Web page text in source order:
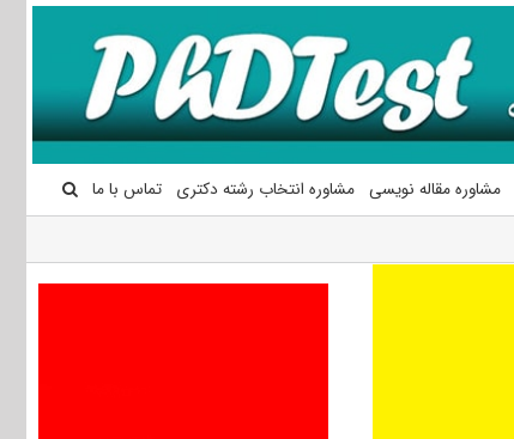
مشاوره مقاله نویسی مشاوره انتخاب رشته دکتری تماس با ما